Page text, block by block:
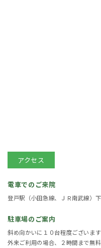
アクセス
電車でのご来院
登戸駅（小田急線、ＪＲ南武線）
駐車場のご案内
斜め向かいに１０台程度ございます
外来ご利用の場合、２時間まで無料